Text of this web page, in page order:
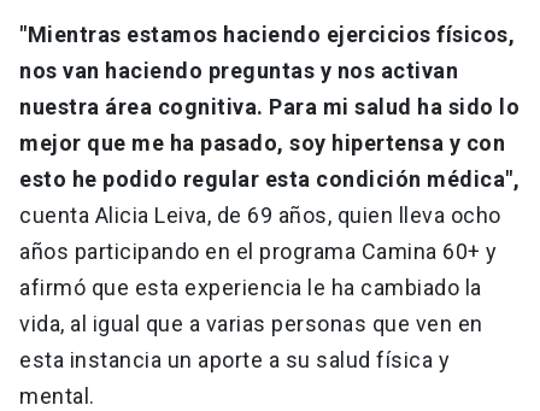
"Mientras estamos haciendo ejercicios físicos,
nos van haciendo preguntas y nos activan
nuestra área cognitiva. Para mi salud ha sido lo
mejor que me ha pasado, soy hipertensa y con
esto he podido regular esta condición médica",
cuenta Alicia Leiva, de 69 años, quien lleva ocho
años participando en el programa Camina 60+ y
afirmó que esta experiencia le ha cambiado la
vida, al igual que a varias personas que ven en
esta instancia un aporte a su salud física y
mental.